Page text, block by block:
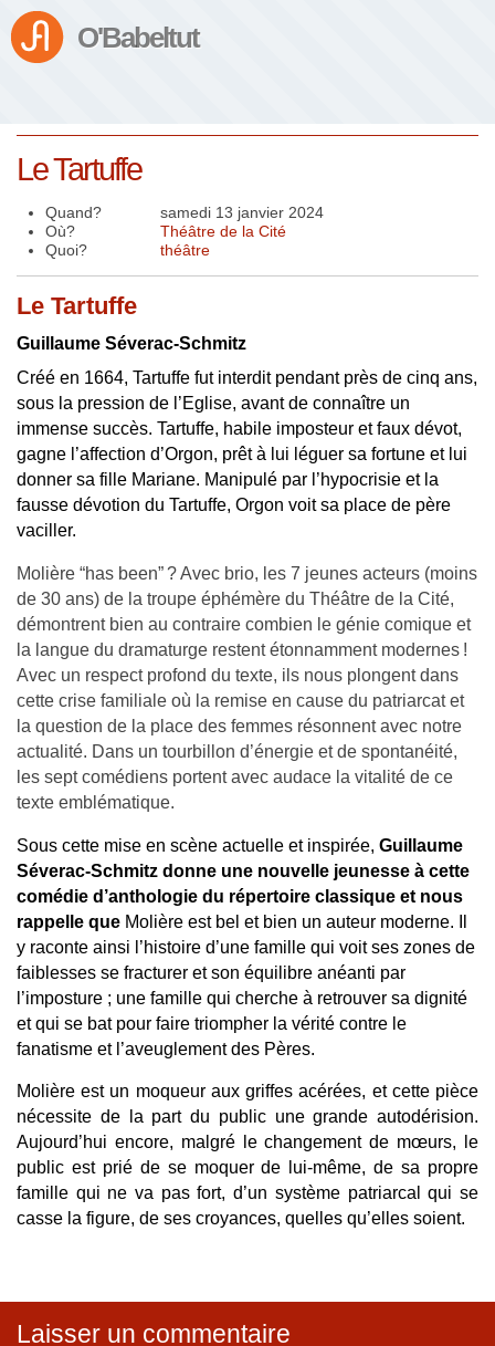
O'Babeltut
Le Tartuffe
Quand?
samedi 13 janvier 2024
Où?
Théâtre de la Cité
Quoi?
théâtre
Le Tartuffe
Guillaume Séverac-Schmitz
Créé en 1664, Tartuffe fut interdit pendant près de cinq ans,
sous la pression de l’Eglise, avant de connaître un
immense succès. Tartuffe, habile imposteur et faux dévot,
gagne l’affection d’Orgon, prêt à lui léguer sa fortune et lui
donner sa fille Mariane. Manipulé par l’hypocrisie et la
fausse dévotion du Tartuffe, Orgon voit sa place de père
vaciller.
Molière “has been” ? Avec brio, les 7 jeunes acteurs (moins
de 30 ans) de la troupe éphémère du Théâtre de la Cité,
démontrent bien au contraire combien le génie comique et
la langue du dramaturge restent étonnamment modernes !
Avec un respect profond du texte, ils nous plongent dans
cette crise familiale où la remise en cause du patriarcat et
la question de la place des femmes résonnent avec notre
actualité. Dans un tourbillon d’énergie et de spontanéité,
les sept comédiens portent avec audace la vitalité de ce
texte emblématique.
Sous cette mise en scène actuelle et inspirée, Guillaume
Séverac-Schmitz donne une nouvelle jeunesse à cette
comédie d’anthologie du répertoire classique et nous
rappelle que Molière est bel et bien un auteur moderne. Il
y raconte ainsi l’histoire d’une famille qui voit ses zones de
faiblesses se fracturer et son équilibre anéanti par
l’imposture ; une famille qui cherche à retrouver sa dignité
et qui se bat pour faire triompher la vérité contre le
fanatisme et l’aveuglement des Pères.
Molière est un moqueur aux griffes acérées, et cette pièce
nécessite de la part du public une grande autodérision.
Aujourd’hui encore, malgré le changement de mœurs, le
public est prié de se moquer de lui-même, de sa propre
famille qui ne va pas fort, d’un système patriarcal qui se
casse la figure, de ses croyances, quelles qu’elles soient.
Laisser un commentaire